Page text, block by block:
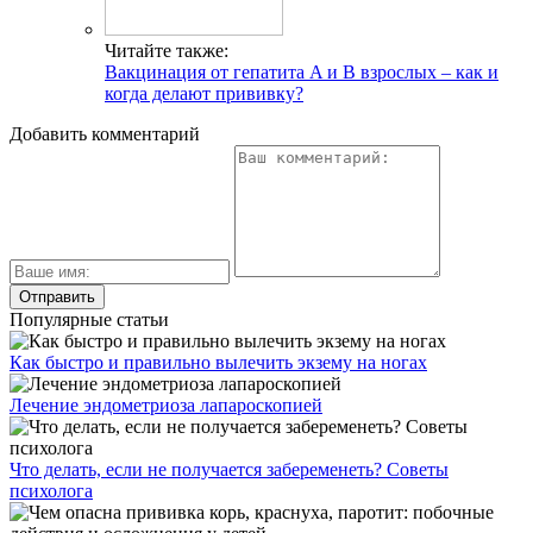
Читайте также:
Вакцинация от гепатита A и B взрослых – как и
когда делают прививку?
Добавить комментарий
Популярные статьи
Как быстро и правильно вылечить экзему на ногах
Лечение эндометриоза лапароскопией
Что делать, если не получается забеременеть? Советы
психолога